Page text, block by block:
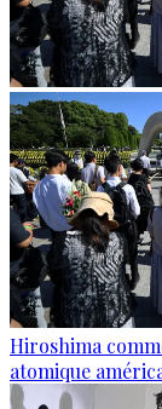
Hiroshima
atomique